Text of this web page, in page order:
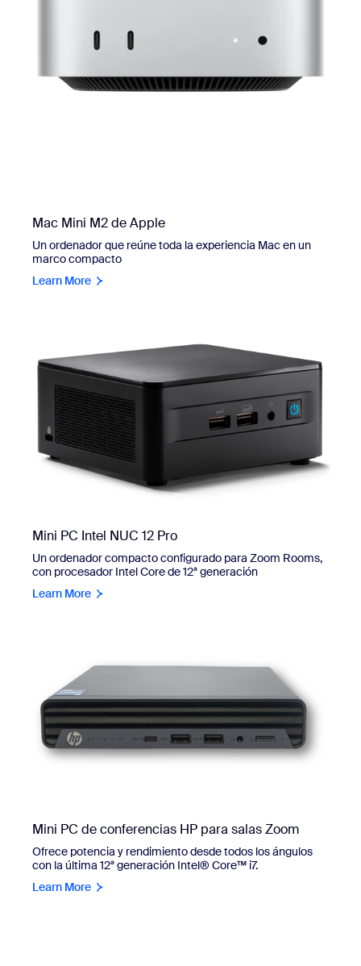
Mac Mini M2 de Apple
Un ordenador que reúne toda la experiencia Mac en un
marco compacto
Learn More
Mini PC Intel NUC 12 Pro
Un ordenador compacto configurado para Zoom Rooms,
con procesador Intel Core de 12ª generación
Learn More
Mini PC de conferencias HP para salas Zoom
Ofrece potencia y rendimiento desde todos los ángulos
con la última 12ª generación Intel® Core™ i7.
Learn More